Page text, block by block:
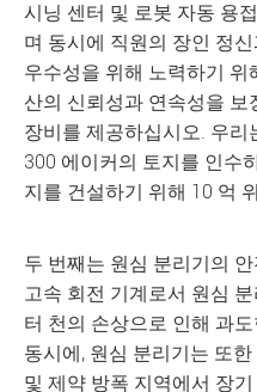
시닝 센터 및 로봇 자동 용
며 동시에 직원의 장인 정
우수성을 위해 노력하기 위
산의 신뢰성과 연속성을 보
장비를 제공하십시오. 우
300 에이커의 토지를 인수
지를 건설하기 위해 10 억
두 번째는 원심 분리기의
고속 회전 기계로서 원심
터 천의 손상으로 인해 과
동시에, 원심 분리기는 또
및 제약 방폭 지역에서 장